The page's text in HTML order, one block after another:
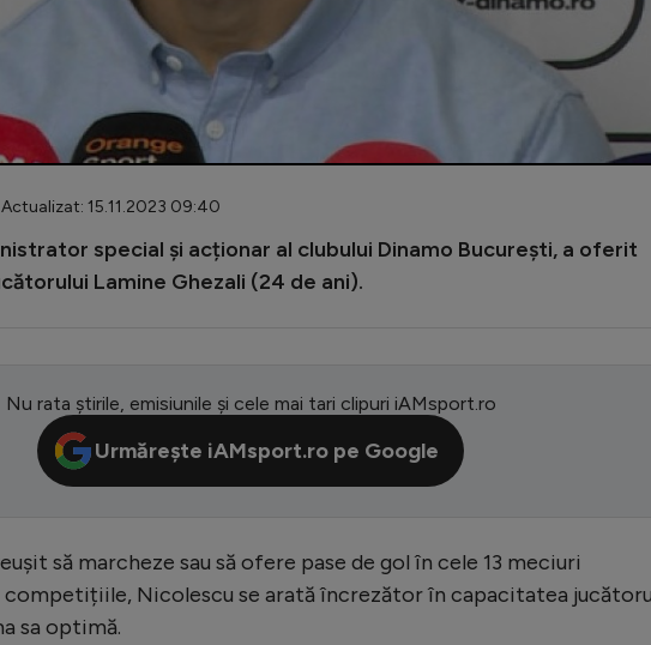
15.11.2023 09:40
special și acționar al clubului Dinamo București, a oferit
Lamine Ghezali (24 de ani).
Nu rata știrile, emisiunile și cele mai tari clipuri iAMsport.ro
Urmărește iAMsport.ro pe Google
să marcheze sau să ofere pase de gol în cele 13 meciuri
Nicolescu se arată încrezător în capacitatea
sa optimă.